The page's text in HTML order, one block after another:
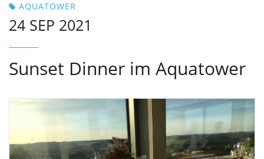
AQUATOWER
24 SEP 2021
Sunset Dinner im Aquatower